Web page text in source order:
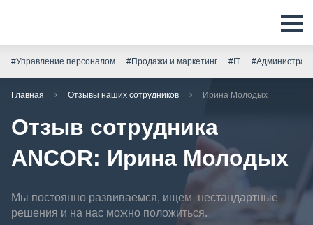
#Управление персоналом #Продажи и маркетинг #IT
Главная Отзывы наших сотрудников Ирина Молодых
Отзыв сотрудника
ANCOR: Ирина Молодых
Мы постоянно развиваемся, ищем нестандартные
решения и на нас можно положиться.